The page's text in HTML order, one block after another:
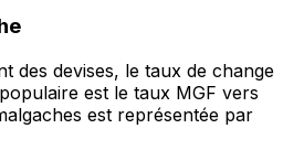
des devises, le taux de change
est le taux MGF vers
est représentée par